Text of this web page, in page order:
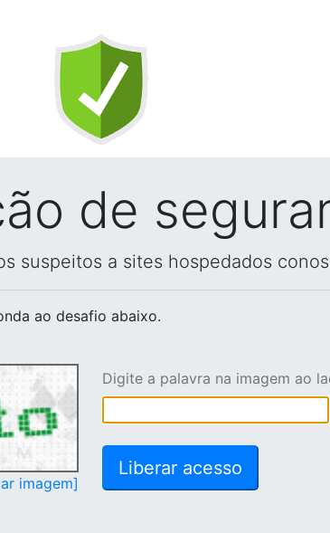
de
suspeitos a sites hospedados
ao desafio abaixo.
imagem]
Digite a palavra na imagem ao